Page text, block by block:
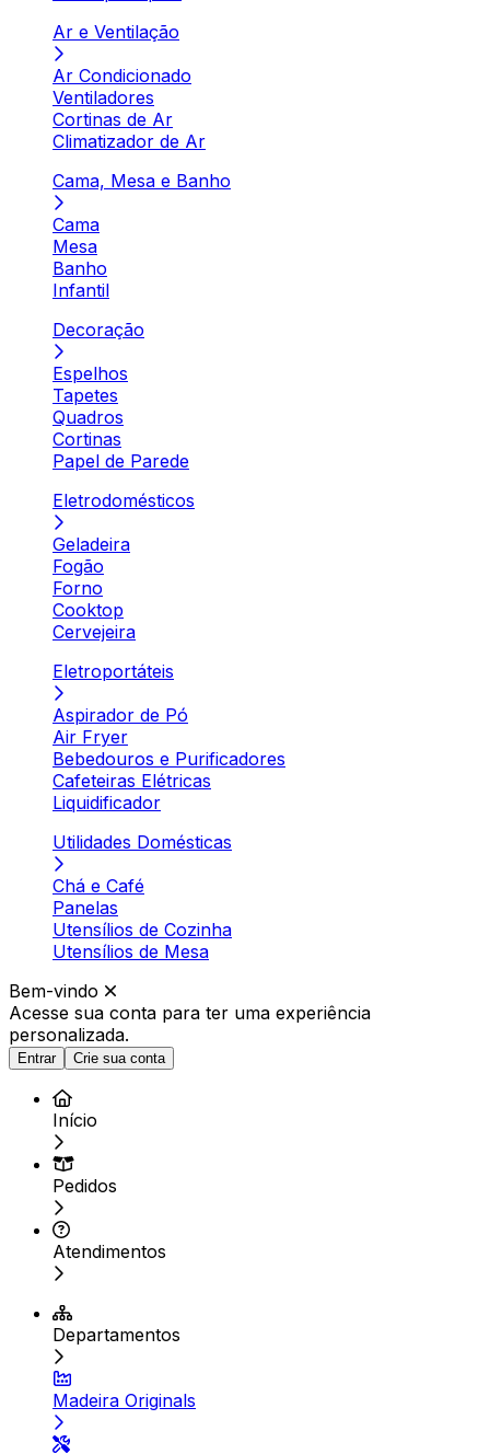
Ar e Ventilação
Ar Condicionado
Ventiladores
Cortinas de Ar
Climatizador de Ar
Cama, Mesa e Banho
Cama
Mesa
Banho
Infantil
Decoração
Espelhos
Tapetes
Quadros
Cortinas
Papel de Parede
Eletrodomésticos
Geladeira
Fogão
Forno
Cooktop
Cervejeira
Eletroportáteis
Aspirador de Pó
Air Fryer
Bebedouros e Purificadores
Cafeteiras Elétricas
Liquidificador
Utilidades Domésticas
Chá e Café
Panelas
Utensílios de Cozinha
Utensílios de Mesa
Bem-vindo
Acesse sua conta para ter uma experiência
personalizada.
Entrar Crie sua conta
Início
Pedidos
Atendimentos
Departamentos
Madeira Originals